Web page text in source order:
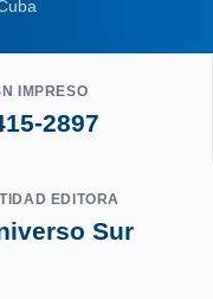
IMPRESO
2897
EDITORA
Sur